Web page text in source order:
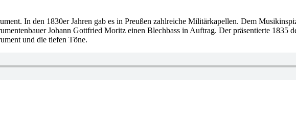
In den 1830er Jahren gab es in Preußen zahlreiche Militärkapellen. Dem
Johann Gottfried Moritz einen Blechbass in Auftrag. Der präsentierte 1835
und die tiefen Töne.